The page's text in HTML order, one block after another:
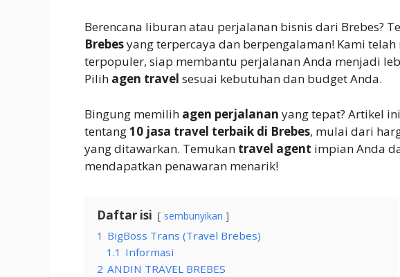
Berencana liburan atau perjalanan bisnis dari Brebes?
Brebesyang terpercaya dan berpengalaman! Kami
terpopuler, siap membantu perjalanan Anda menjadi
Pilih agen travel sesuai kebutuhan dan budget Anda.
Bingung memilih agen perjalanan yang tepat? Artikel
tentang10 jasa travel terbaik di Brebes, mulai dari
yang ditawarkan. Temukan travel agent impian Anda
mendapatkan penawaran menarik!
Daftar isi sembunyikan
1 BigBoss Trans (Travel Brebes)
1.1 Informasi
2 ANDIN TRAVEL BREBES